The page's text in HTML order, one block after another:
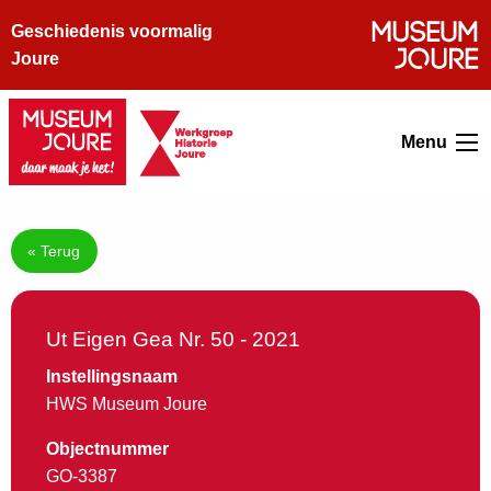
Geschiedenis voormalig
Joure
Menu
« Terug
Ut Eigen Gea Nr. 50 - 2021
Instellingsnaam
HWS Museum Joure
Objectnummer
GO-3387